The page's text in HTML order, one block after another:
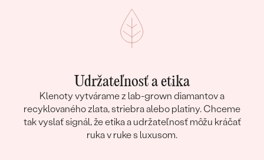
Udržateľnosť a etika
Klenoty vytvárame z lab-grown diamantov a
recyklovaného zlata, striebra alebo platiny. Chceme
tak vyslať signál, že etika a udržateľnosť môžu kráčať
ruka v ruke s luxusom.